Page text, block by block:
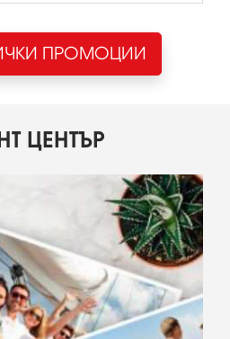
ПРОМОЦИИ
ЦЕНТЪР